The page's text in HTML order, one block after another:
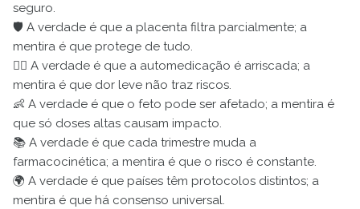
seguro.
🛡️ A verdade é que a placenta filtra parcialmente; a
mentira é que protege de tudo.
👩‍⚕️ A verdade é que a automedicação é arriscada; a
mentira é que dor leve não traz riscos.
👶 A verdade é que o feto pode ser afetado; a mentira é
que só doses altas causam impacto.
📚 A verdade é que cada trimestre muda a
farmacocinética; a mentira é que o risco é constante.
🌍 A verdade é que países têm protocolos distintos; a
mentira é que há consenso universal.